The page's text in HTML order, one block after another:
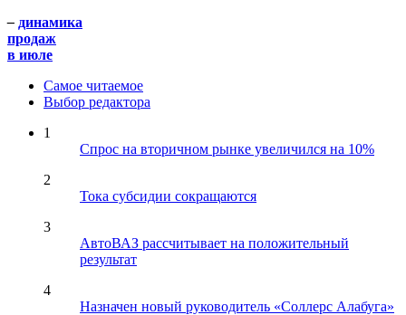
– динамика
продаж
в июле
Самое читаемое
Выбор редактора
1
Спрос на вторичном рынке увеличился на 10%
2
Тока субсидии сокращаются
3
АвтоВАЗ рассчитывает на положительный
результат
4
Назначен новый руководитель «Соллерс Алабуга»